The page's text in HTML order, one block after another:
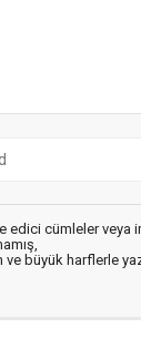
edici cümleler veya
büyük harflerle